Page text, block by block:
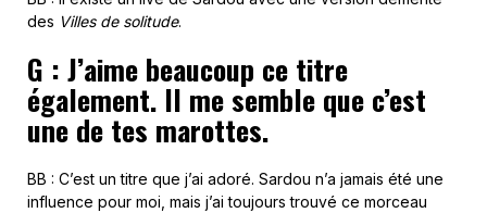
des Villes de solitude.
G : J’aime beaucoup ce titre
également. Il me semble que c’est
une de tes marottes.
BB : C’est un titre que j’ai adoré. Sardou n’a jamais été une
influence pour moi, mais j’ai toujours trouvé ce morceau